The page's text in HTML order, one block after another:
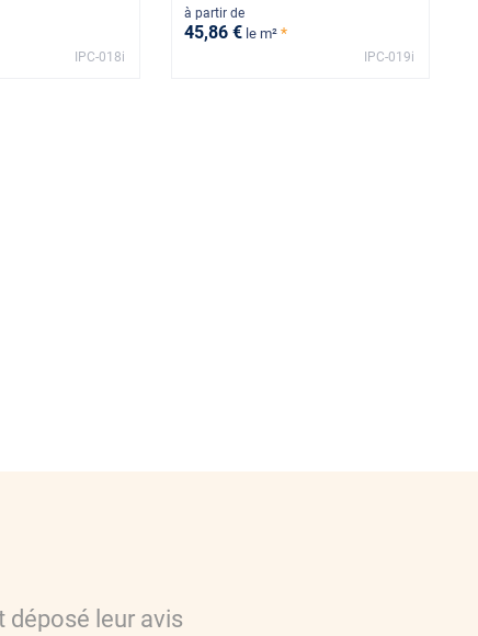
IPC-018i
à partir de
45,86 € le m² *
IPC-019i
déposé leur avis